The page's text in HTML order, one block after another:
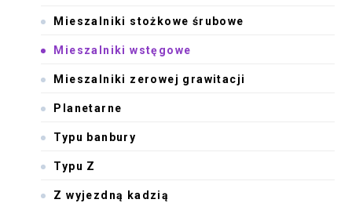
Mieszalniki stożkowe śrubowe
Mieszalniki wstęgowe
Mieszalniki zerowej grawitacji
Planetarne
Typu banbury
Typu Z
Z wyjezdną kadzią